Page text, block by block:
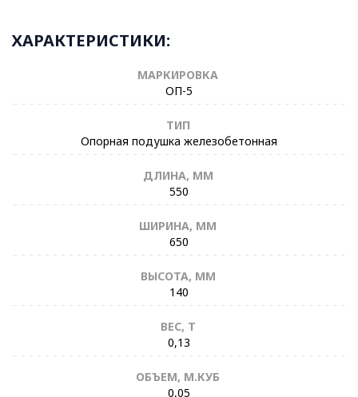
ХАРАКТЕРИСТИКИ:
МАРКИРОВКА
ОП-5
ТИП
Опорная подушка железобетонная
ДЛИНА, ММ
550
ШИРИНА, ММ
650
ВЫСОТА, ММ
140
ВЕС, Т
0,13
ОБЪЕМ, М.КУБ
0,05